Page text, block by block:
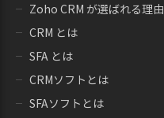
Zoho CRM が選ばれる理由
CRM とは
SFA とは
CRMソフトとは
SFAソフトとは